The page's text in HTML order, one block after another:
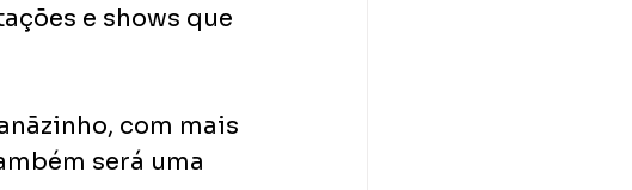
e shows que
com mais
será uma